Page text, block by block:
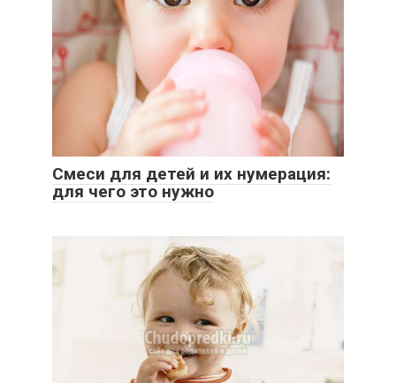
Смеси для детей и их нумерация:
для чего это нужно